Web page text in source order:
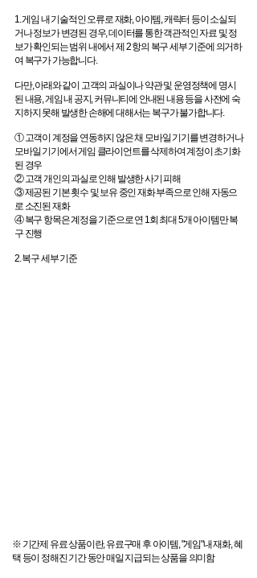
1. 게임 내 기술적인 오류로 재화, 아이템, 캐릭터 등이 소실되
거나 정보가 변경된 경우, 데이터를 통한 객관적인 자료 및 정
보가 확인되는 범위 내에서 제 2 항의 복구 세부 기준에 의거하
여 복구가 가능합니다.
다만, 아래와 같이 고객의 과실이나 약관 및 운영정책에 명시
된 내용, 게임 내 공지, 커뮤니티에 안내된 내용 등을 사전에 숙
지하지 못해 발생한 손해에 대해서는 복구가 불가합니다.
① 고객이 계정을 연동하지 않은 채 모바일 기기를 변경하거나
모바일 기기에서 게임 클라이언트를 삭제하여 계정이 초기화
된 경우
② 고객 개인의 과실로 인해 발생한 사기 피해
③ 제공된 기본 횟수 및 보유 중인 재화 부족으로 인해 자동으
로 소진된 재화
④ 복구 항목은 계정을 기준으로 연 1회 최대 5개 아이템만 복
구 진행
2. 복구 세부 기준
※ 기간제 유료 상품이란, 유료구매 후 아이템, "게임"내 재화, 혜
택 등이 정해진 기간 동안 매일 지급되는 상품을 의미함